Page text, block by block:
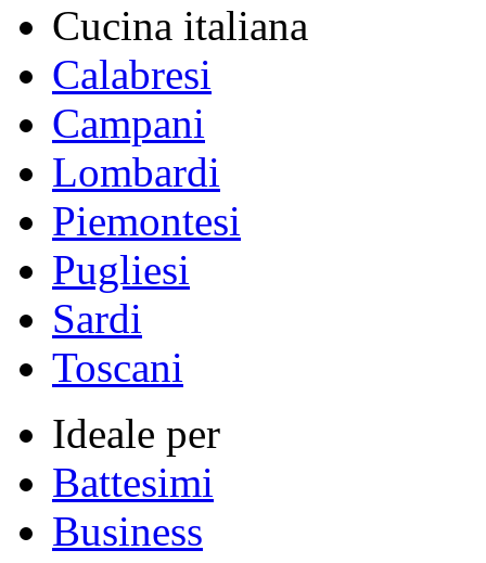
Cucina italiana
Calabresi
Campani
Lombardi
Piemontesi
Pugliesi
Sardi
Toscani
Ideale per
Battesimi
Business